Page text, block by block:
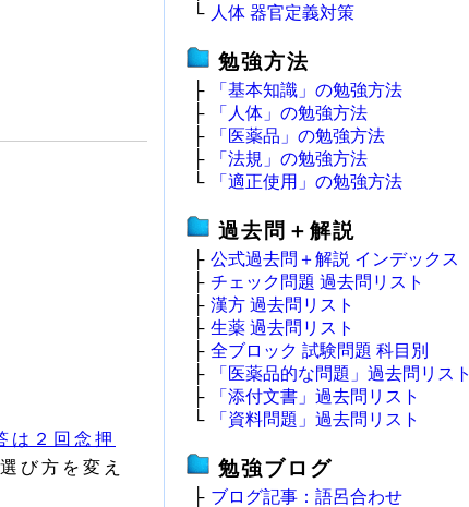
は２回念押
び方を変え
└ 人体 器官定義対策
勉強方法
├
「基本知識」の勉強方法
├
「人体」の勉強方法
├
「医薬品」の勉強方法
├
「法規」の勉強方法
└
「適正使用」の勉強方法
過去問＋解説
├ 公式過去問＋解説 インデックス
├ チェック問題 過去問リスト
├ 漢方 過去問リスト
├ 生薬 過去問リスト
├ 全ブロック 試験問題 科目別
├
「医薬品的な問題」過去問リスト
├
「添付文書」過去問リスト
└
「資料問題」過去問リスト
勉強ブログ
├ ブログ記事：語呂合わせ